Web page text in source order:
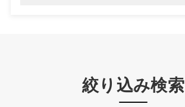
絞り込み検索